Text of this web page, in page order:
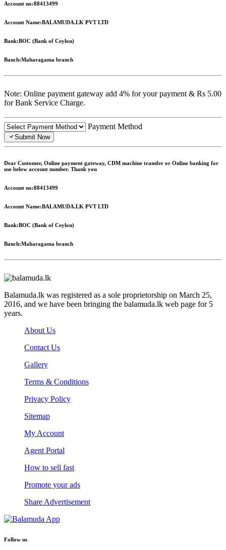
Account no:88413499
Account Name:BALAMUDA.LK PVT LTD
Bank:BOC (Bank of Ceylon)
Banch:Maharagama branch
Note: Online payment gateway add 4% for your payment & Rs 5.00
for Bank Service Charge.
Payment Method
Submit Now
Dear Customer, Online payment gateway, CDM machine transfer or Online banking for
use below account number. Thank you
Account no:88413499
Account Name:BALAMUDA.LK PVT LTD
Bank:BOC (Bank of Ceylon)
Banch:Maharagama branch
Balamuda.lk was registered as a sole proprietorship on March 25,
2016, and we have been bringing the balamuda.lk web page for 5
years.
About Us
Contact Us
Gallery
Terms & Conditions
Privacy Policy
Sitemap
My Account
Agent Portal
How to sell fast
Promote your ads
Share Advertisement
Follow us